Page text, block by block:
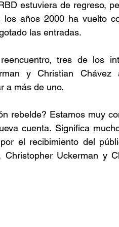
estuviera de regreso,
años 2000 ha vuelto
las entradas.
tres de los
y Christian
a más de uno.
rebelde? Estamos muy
cuenta. Significa
el recibimiento del
Uckerman y